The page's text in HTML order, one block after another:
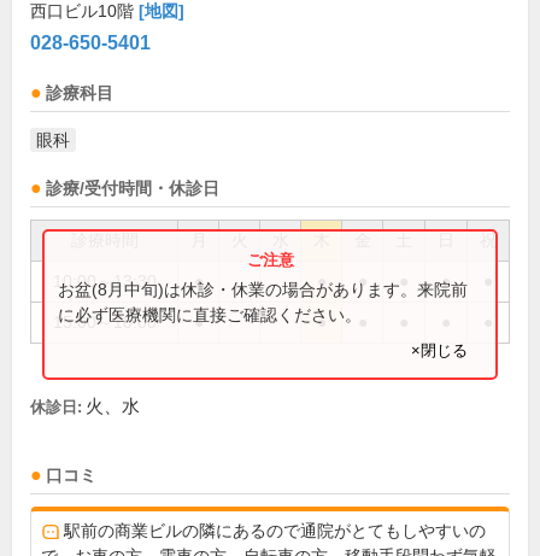
西口ビル10階 [地図]
028-650-5401
診療科目
眼科
診療/受付時間・休診日
祝
10:00～13:30 ● ● ● ●
15:00～18:00 ● ●
お盆(8月中旬)は休診・休業の場合があります。来院前
に必ず医療機関に直接ご確認ください。
×閉じる
休診日: 火、水
口コミ
駅前の商業ビルの隣にあるので通院がとてもしやすいの